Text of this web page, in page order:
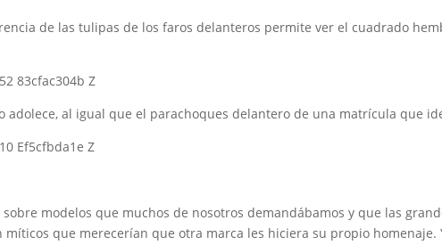
de las tulipas de los faros delanteros permite ver el cuadrado
adolece, al igual que el parachoques delantero de una matrícula que
modelos que muchos de nosotros demandábamos y que las
míticos que merecerían que otra marca les hiciera su propio homenaje.